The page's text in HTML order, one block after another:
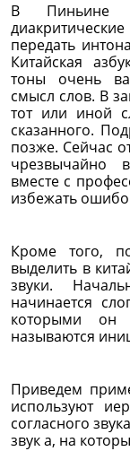
В Пиньине
передать
Китайская
тоны очень
смысл слов. В
тот или иной
сказанного.
позже. Сейчас
чрезвычайно
вместе с
избежать
Кроме того,
выделить в
звуки.
начинается
которыми он
называются
Приведем
используют
согласного
звук а, на